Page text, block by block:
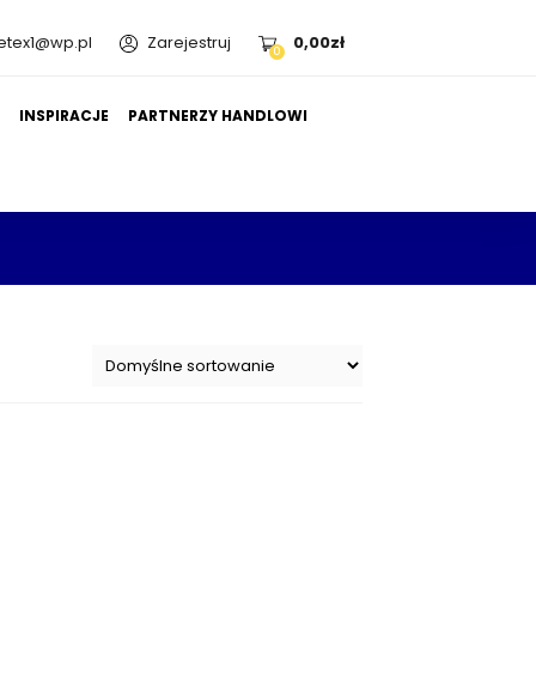
Zarejestruj 0 0,00zł
INSPIRACJE PARTNERZY HANDLOWI